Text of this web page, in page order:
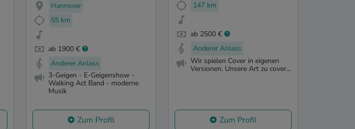
Hannover
55 km
ab 1900 €
Anderer Anlass
3-Geigen - E-Geigenshow -
Walking Act Band - moderne
Musik
Zum Profil
147 km
ab 2500 €
Anderer Anlass
Wir spielen Cover in eigenen
Versionen. Unsere Art zu cover...
Zum Profil